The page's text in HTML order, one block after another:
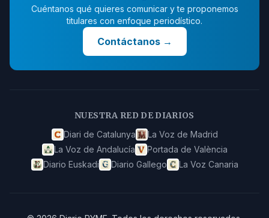
Cuéntanos qué quieres comunicar y te proponemos
titulares con enfoque periodístico.
Contáctanos→
NUESTRA RED DE DIARIOS
Diari de Catalunya
La Voz de Madrid
La Voz de Andalucía
Portada de València
Diario Euskadi
Diario Gallego La Voz Canaria